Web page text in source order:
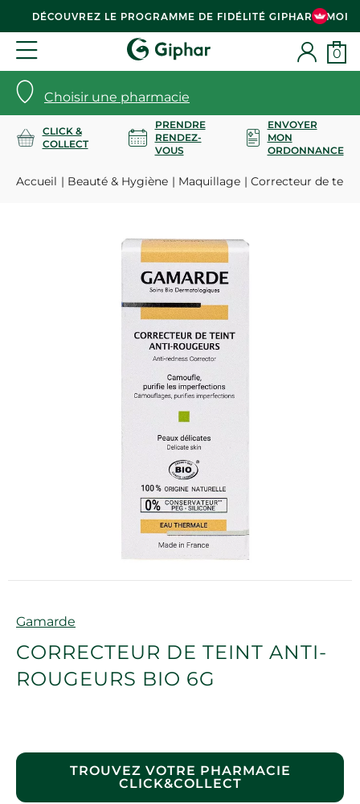
DÉCOUVREZ LE PROGRAMME DE FIDÉLITÉ GIPHAR & MOI
Choisir une pharmacie
0
CLICK &
COLLECT
PRENDRE
RENDEZ-
VOUS
ENVOYER
MON
ORDONNANCE
Accueil Beauté & Hygiène Maquillage Correcteur de
Marque
Gamarde
CORRECTEUR DE TEINT ANTI-
ROUGEURS BIO 6G
TROUVEZ VOTRE PHARMACIE
CLICK&COLLECT